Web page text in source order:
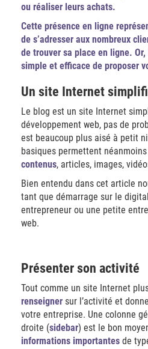
ou réaliser leurs achats.
Cette présence en ligne
de s’adresser aux nombreux
de trouver sa place en ligne.
simple et efficace de proposer
Un site Internet
Le blog est un site Internet
développement web, pas de
est beaucoup plus aisé à petit
basiques permettent
contenus, articles, images,
Bien entendu dans cet article
tant que démarrage sur le
entrepreneur ou une petite
web.
Présenter son activité
Tout comme un site Internet
renseigner sur l’activité et
votre entreprise. Une colonne
droite (sidebar) est le bon
informations importantes de